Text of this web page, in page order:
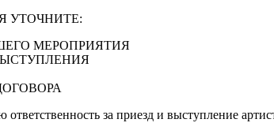
УТОЧНИТЕ:
МЕРОПРИЯТИЯ
за приезд и выступление